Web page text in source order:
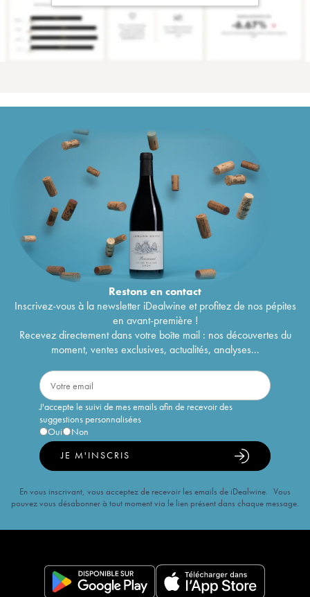
Restons encontact
Inscrivez-vous à la newsletter iDealwine et profitez de nos pépites
en avant-première !
Recevez directement dans votre boîte mail : nos découvertes du
moment, ventes exclusives, actualités, analyses...
J'accepte le suivi de mes emails afin de recevoir des
suggestions personnalisées
Oui
Non
JE M'INSCRIS
En vous inscrivant, vous acceptez de recevoir les emails de iDealwine. Vous
pouvez vous désabonner à tout moment via le lien présent dans chaque message.